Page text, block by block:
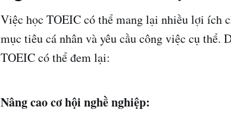
Việc học TOEIC có thể mang lại nhiều lợi ích
mục tiêu cá nhân và yêu cầu công việc cụ
TOEIC có thể đem lại:
Nâng cao cơ hội nghề nghiệp: